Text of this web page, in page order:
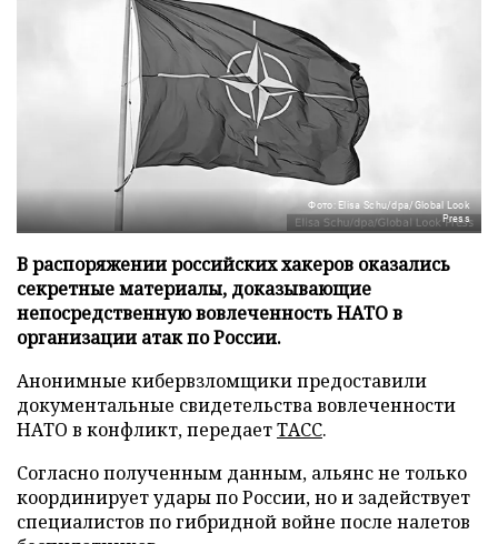
Фото: Elisa Schu/dpa/Global Look
Press
В распоряжении российских хакеров оказались
секретные материалы, доказывающие
непосредственную вовлеченность НАТО в
организации атак по России.
Анонимные кибервзломщики предоставили
документальные свидетельства вовлеченности
НАТО в конфликт, передаетТАСС.
Согласно полученным данным, альянс не только
координирует удары по России, но и задействует
специалистов по гибридной войне после налетов